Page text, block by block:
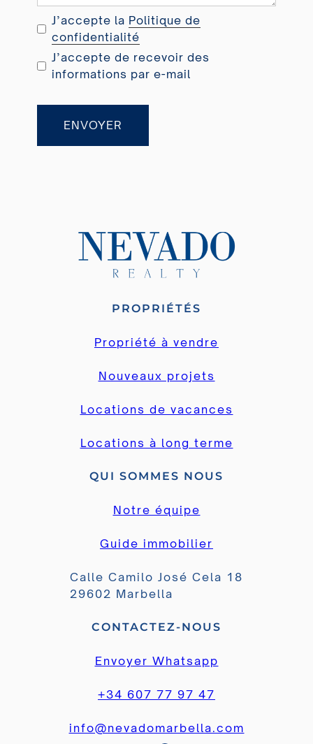
3
3
J’accepte la Politique de
confidentialité
J’accepte de recevoir des
informations par e-mail
ENVOYER
PROPRIÉTÉS
Propriété à vendre
Nouveaux projets
Locations de vacances
Locations à long terme
QUI SOMMES NOUS
Notre équipe
Guide immobilier
Calle Camilo José Cela 18
29602 Marbella
CONTACTEZ-NOUS
Envoyer Whatsapp
+34 607 77 97 47
info@nevadomarbella.com